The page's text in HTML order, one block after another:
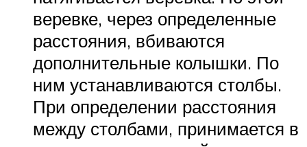
веревке, через определенные
расстояния, вбиваются
дополнительные колышки. По
ним устанавливаются столбы.
При определении расстояния
между столбами, принимается в